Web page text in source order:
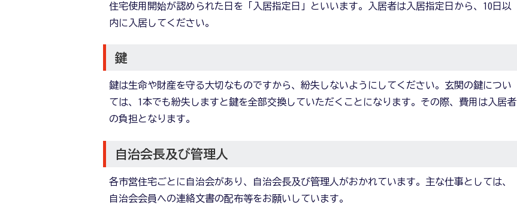
住宅使用開始が認められた日を「入居指定日」といいます。入居者は入居指定日から、10日以
内に入居してください。
鍵
鍵は生命や財産を守る大切なものですから、紛失しないようにしてください。玄関の鍵につい
ては、1本でも紛失しますと鍵を全部交換していただくことになります。その際、費用は入居者
の負担となります。
自治会長及び管理人
各市営住宅ごとに自治会があり、自治会長及び管理人がおかれています。主な仕事としては、
自治会会員への連絡文書の配布等をお願いしています。